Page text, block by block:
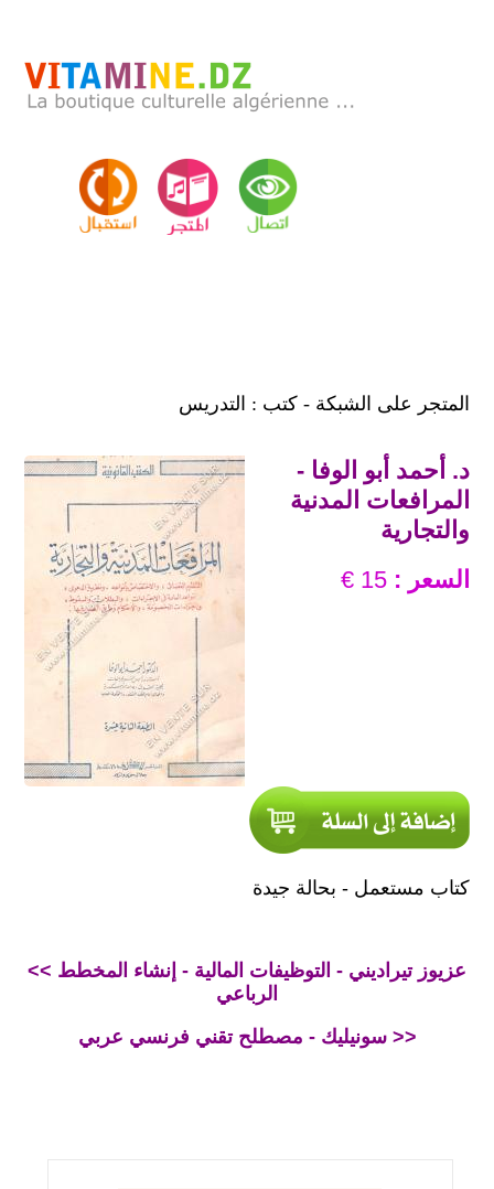
المتجر على الشبكة - كتب : التدريس
د. أحمد أبو الوفا -
المرافعات المدنية
والتجارية
السعر : 15 €
كتاب مستعمل - بحالة جيدة
<< عزيوز تيراديني - التوظيفات المالية - إنشاء المخطط
الرباعي
سونيليك - مصطلح تقني فرنسي عربي >>